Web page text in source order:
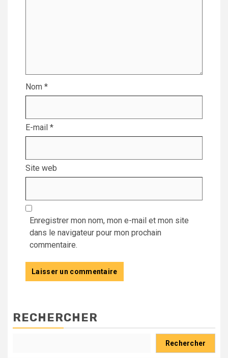
Nom *
E-mail *
Site web
Enregistrer mon nom, mon e-mail et mon site
dans le navigateur pour mon prochain
commentaire.
RECHERCHER
Rechercher